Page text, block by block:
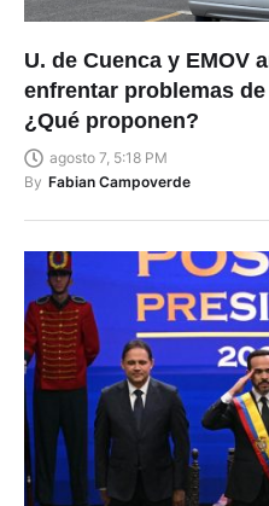
U. de Cuenca y EMOV
enfrentar problemas
¿Qué proponen?
agosto 7, 5:18 PM
By Fabian Campoverde